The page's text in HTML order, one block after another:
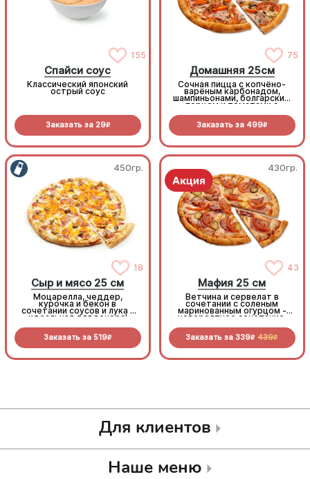
155
Спайси соус
Классический японский
острый соус
Заказать за 29R
75
Домашняя 25см
Сочная пицца с копчёно-
варёным карбонадом,
шампиньонами, болгарским
перцем и томатами с
Заказать за 499R
450гр.
18
Сыр и мясо 25 см
Моцарелла, чеддер,
курочка и бекон в
сочетании соусов и лука -
идеальная для вечера!
Заказать за 519R
430гр.
43
Мафия 25 см
Ветчина и сервелат в
сочетании с соленым
маринованным огурцом -
невероятное сочетание,
попробовать!
Заказать за 339R 439R
Для клиентов
Наше меню